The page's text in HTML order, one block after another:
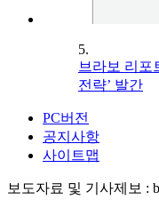
5.
브라보 리포
전략’ 발간
PC버전
공지사항
사이트맵
보도자료 및 기사제보 :